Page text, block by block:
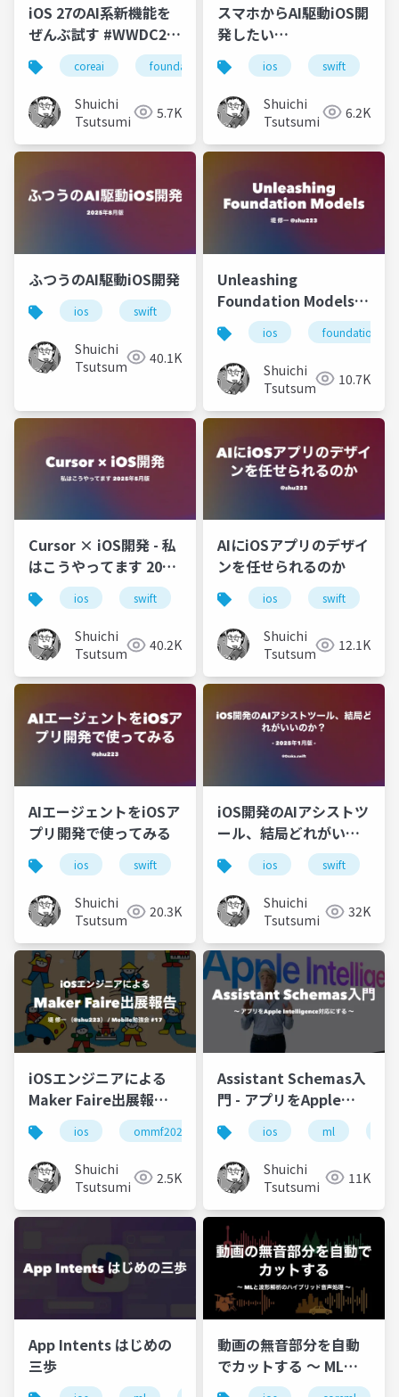
iOS 27のAI系新機能を
ぜんぶ試す #WWDC26
#tryswift
coreai foundaitonmodels ios swift
Shuichi
Tsutsumi
5.7K
スマホからAI駆動iOS開
発したい
#kanagawa_swift
ios swift
Shuichi
Tsutsumi
6.2K
ふつうのAI駆動iOS開発
ios swift xcode ai claudecode
Shuichi
Tsutsumi
40.1K
Unleashing
Foundation Models
#tryswift
ios
Shuichi
Tsutsumi
10.7K
Cursor × iOS開発 - 私
はこうやってます 2025
年5月版ios swift ai cursor
Shuichi
Tsutsumi
40.2K
AIにiOSアプリのデザイ
ンを任せられるのか
ios swift
Shuichi
Tsutsumi
12.1K
AIエージェントをiOSア
プリ開発で使ってみる
ios swift ai cline
Shuichi
Tsutsumi
20.3K
iOS開発のAIアシストツ
ール、結局どれがいい
のか？ #osaka_swift
ios swift
Shuichi
Tsutsumi
32K
iOSエンジニアによる
Maker Faire出展報告
#OMMF2024
ios ommf2024 swift dockkit
Shuichi
Tsutsumi
2.5K
Assistant Schemas入
門 - アプリをApple
Intelligence対応にす
る
ios ml
Shuichi
Tsutsumi
11K
App Intents はじめの
三歩
動画の無音部分を自動
でカットする 〜 MLと
波形解析のハイブリッ